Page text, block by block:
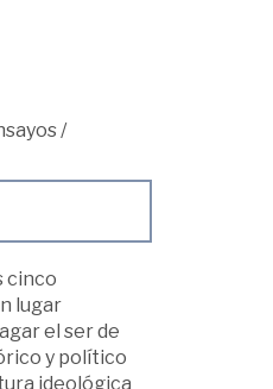
/
cinco
lugar
el ser de
y político
ideológica